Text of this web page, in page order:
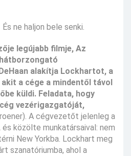
ne haljon bele senki.
legújabb filmje, Az
hátborzongató
alakítja Lockhartot, a
a cége a mindentől távol
küldi. Feladata, hogy
vezérigazgatóját,
A cégvezetőt jelenleg a
közölte munkatársaival: nem
New Yorkba. Lockhart meg
szanatóriumba, ahol a